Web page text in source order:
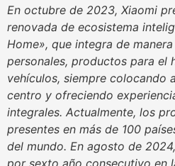
En octubre de 2023, Xiaomi
renovada de ecosistema
Home», que integra de
personales, productos para el
vehículos, siempre colocando
centro y ofreciendo
integrales. Actualmente, los
presentes en más de 100
del mundo. En agosto de
por sexto año consecutivo en